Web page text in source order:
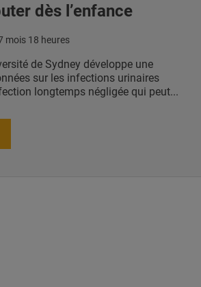
dès l’enfance
mois 18 heures
de Sydney développe une
sur les infections urinaires
longtemps négligée qui peut...